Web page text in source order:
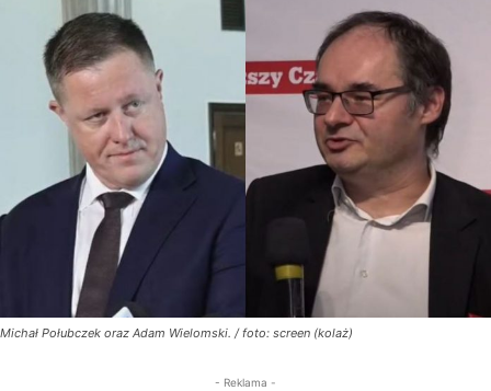
Michał Połubczek oraz Adam Wielomski. / foto: screen (kolaż)
- Reklama -